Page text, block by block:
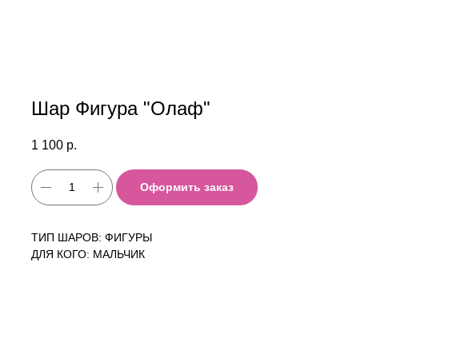
Шар Фигура "Олаф"
1 100 р.
Оформить заказ
ТИП ШАРОВ: ФИГУРЫ
ДЛЯ КОГО: МАЛЬЧИК